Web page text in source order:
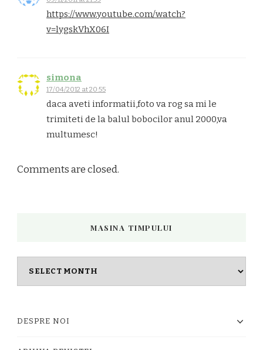
https://www.youtube.com/watch?
v=lygskVhX06I
simona
17/04/2012 at 20:55
daca aveti informatii,foto va rog sa mi le
trimiteti de la balul bobocilor anul 2000,va
multumesc!
Comments are closed.
MASINA TIMPULUI
DESPRE NOI